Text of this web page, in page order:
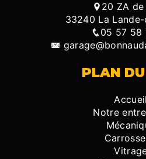
20 ZA
33240 La
05 57 58
PLAN
Accueil
Notre